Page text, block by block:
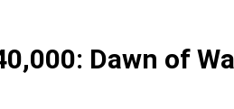
Dawn of